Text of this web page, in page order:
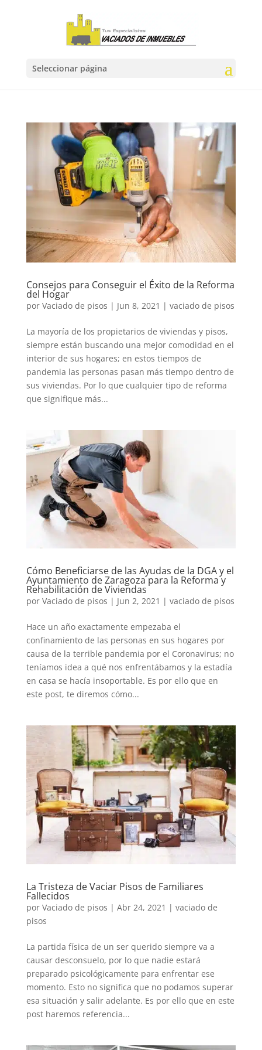
Seleccionar página
Consejos para Conseguir el Éxito de la Reforma
del Hogar
por Vaciado de pisos | Jun 8, 2021 | vaciado de pisos
La mayoría de los propietarios de viviendas y pisos,
siempre están buscando una mejor comodidad en el
interior de sus hogares; en estos tiempos de
pandemia las personas pasan más tiempo dentro de
sus viviendas. Por lo que cualquier tipo de reforma
que signifique más...
Cómo Beneficiarse de las Ayudas de la DGA y el
Ayuntamiento de Zaragoza para la Reforma y
Rehabilitación de Viviendas
por Vaciado de pisos | Jun 2, 2021 | vaciado de pisos
Hace un año exactamente empezaba el
confinamiento de las personas en sus hogares por
causa de la terrible pandemia por el Coronavirus; no
teníamos idea a qué nos enfrentábamos y la estadía
en casa se hacía insoportable. Es por ello que en
este post, te diremos cómo...
La Tristeza de Vaciar Pisos de Familiares
Fallecidos
por Vaciado de pisos | Abr 24, 2021 | vaciado de
pisos
La partida física de un ser querido siempre va a
causar desconsuelo, por lo que nadie estará
preparado psicológicamente para enfrentar ese
momento. Esto no significa que no podamos superar
esa situación y salir adelante. Es por ello que en este
post haremos referencia...